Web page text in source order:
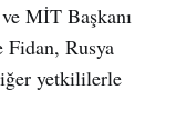
MİT Başkanı
Fidan, Rusya
yetkililerle